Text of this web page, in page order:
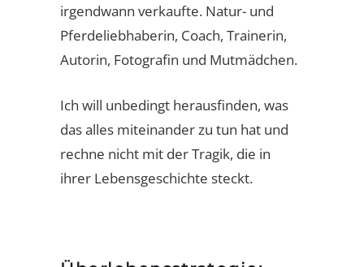
irgendwann verkaufte. Natur- und
Pferdeliebhaberin, Coach, Trainerin,
Autorin, Fotografin und Mutmädchen.
Ich will unbedingt herausfinden, was
das alles miteinander zu tun hat und
rechne nicht mit der Tragik, die in
ihrer Lebensgeschichte steckt.